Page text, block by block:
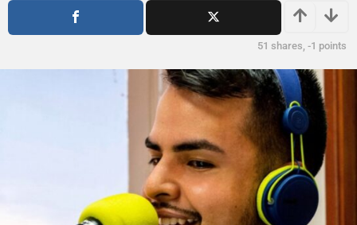
ñ
51 shares, -1 points